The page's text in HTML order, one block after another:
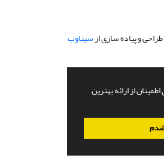
از ارائه بهترین
طراحی و پیاده سازی ازسیناوب